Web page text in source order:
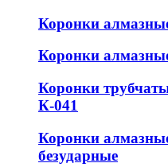
Коронки
Коронки
Коронки
К-041
Коронки
безударные